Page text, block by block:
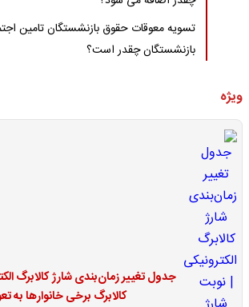
تسویه معوقات حقوق بازنشستگان تامین
بازنشستگان چقدر است؟
ویژه
جدول تغییر زمان‌بندی شارژ کالابرگ
کالابرگ برخی خانوارها به